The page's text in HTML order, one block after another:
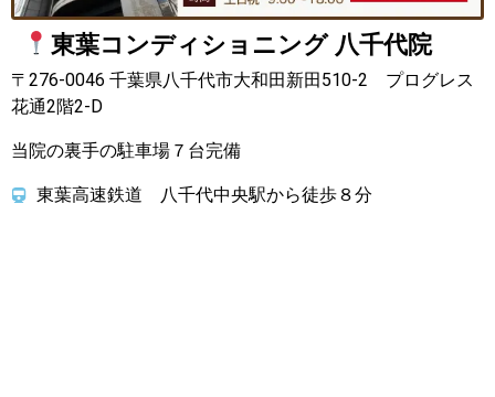
東葉コンディショニング 八千代院
〒276-0046 千葉県八千代市大和田新田510-2 プログレス
花通2階2-D
当院の裏手の駐車場７台完備
東葉高速鉄道 八千代中央駅から徒歩８分